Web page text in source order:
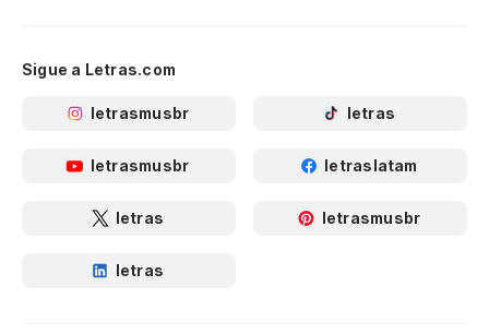
Sigue a Letras.com
letrasmusbr letras
letrasmusbr letraslatam
letras letrasmusbr
letras